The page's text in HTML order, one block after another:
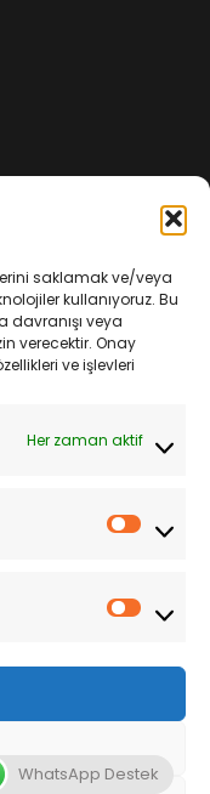
saklamak ve/veya
kullanıyoruz. Bu
davranışı veya
verecektir. Onay
ve işlevleri
Her zaman aktif
sunmak için
gezinerek,
WhatsApp Destek